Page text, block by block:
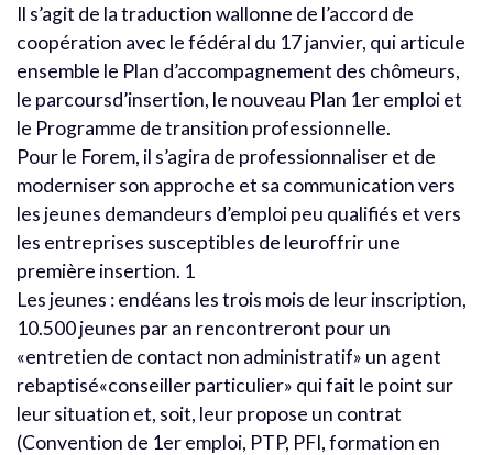
Il s’agit de la traduction wallonne de l’accord de
coopération avec le fédéral du 17 janvier, qui articule
ensemble le Plan d’accompagnement des chômeurs,
le parcoursd’insertion, le nouveau Plan 1er emploi et
le Programme de transition professionnelle.
Pour le Forem, il s’agira de professionnaliser et de
moderniser son approche et sa communication vers
les jeunes demandeurs d’emploi peu qualifiés et vers
les entreprises susceptibles de leuroffrir une
première insertion. 1
Les jeunes : endéans les trois mois de leur inscription,
10.500 jeunes par an rencontreront pour un
«entretien de contact non administratif» un agent
rebaptisé«conseiller particulier» qui fait le point sur
leur situation et, soit, leur propose un contrat
(Convention de 1er emploi, PTP, PFI, formation en